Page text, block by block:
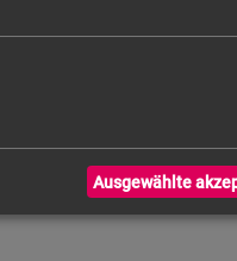
Höhe innen (mm)
Ausgewählte